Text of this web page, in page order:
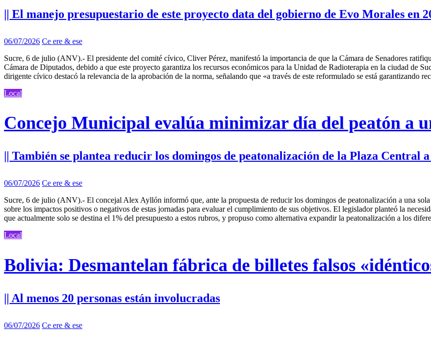
|| El manejo presupuestario de este proyecto data del gobierno de Evo Morales en
06/07/2026 Ce ere & ese
Sucre, 6 de julio (ANV).- El presidente del comité cívico, Cliver Pérez, manifestó la importancia de que la Cámara de Senadores
Cámara de Diputados, debido a que este proyecto garantiza los recursos económicos para la Unidad de Radioterapia en la ciudad de
dirigente cívico destacó la relevancia de la aprobación de la norma, señalando que «a través de este reformulado se está garantizando
Local
Concejo Municipal evalúa minimizar día del peatón a
|| También se plantea reducir los domingos de peatonalización de la Plaza Central
06/07/2026 Ce ere & ese
Sucre, 6 de julio (ANV).- El concejal Alex Ayllón informó que, ante la propuesta de reducir los domingos de peatonalización a una
sobre los impactos positivos o negativos de estas jornadas para evaluar el cumplimiento de sus objetivos. El legislador planteó la
que actualmente solo se destina el 1% del presupuesto a estos rubros, y propuso como alternativa expandir la peatonalización a los
Local
Bolivia: Desmantelan fábrica de billetes falsos
|| Al menos 20 personas están involucradas
06/07/2026 Ce ere & ese